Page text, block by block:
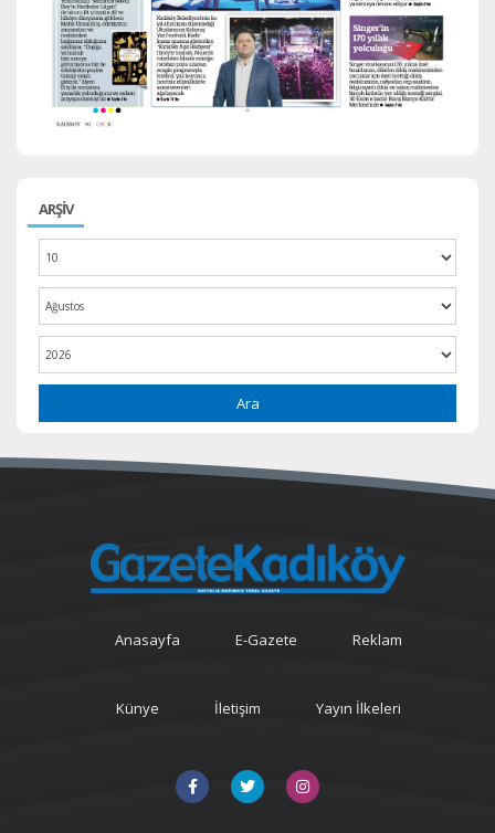
ARŞİV
Ara
Anasayfa E-Gazete Reklam
Künye İletişim Yayın İlkeleri